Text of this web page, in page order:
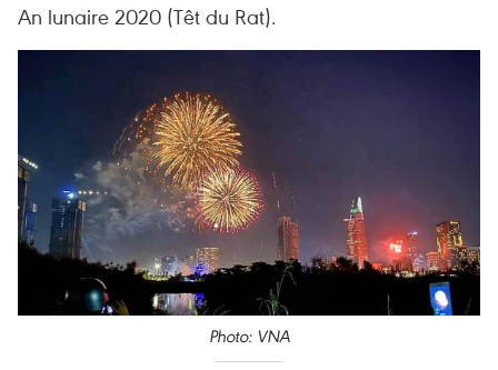
An lunaire 2020 (Têt du Rat).
Photo: VNA